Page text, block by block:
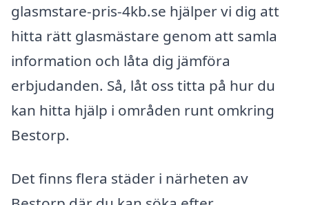
glasmstare-pris-4kb.se hjälper vi dig att
hitta rätt glasmästare genom att samla
information och låta dig jämföra
erbjudanden. Så, låt oss titta på hur du
kan hitta hjälp i områden runt omkring
Bestorp.
Det finns flera städer i närheten av